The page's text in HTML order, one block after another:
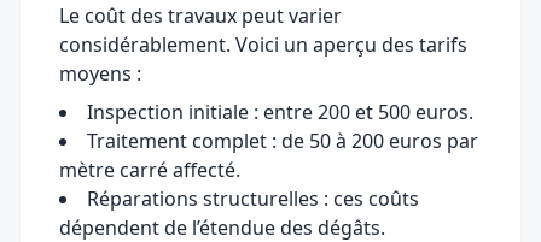
Le coût des travaux peut varier
considérablement. Voici un aperçu des tarifs
moyens :
Inspection initiale : entre 200 et 500 euros.
Traitement complet : de 50 à 200 euros par
mètre carré affecté.
Réparations structurelles : ces coûts
dépendent de l’étendue des dégâts.